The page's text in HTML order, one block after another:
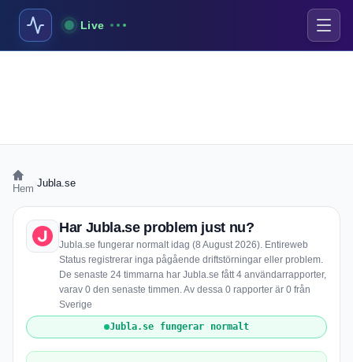
Live
Hem Jubla.se
Har Jubla.se problem just nu?
Jubla.se fungerar normalt idag (8 August 2026). Entireweb
Status registrerar inga pågående driftstörningar eller problem.
De senaste 24 timmarna har Jubla.se fått 4 användarrapporter,
varav 0 den senaste timmen. Av dessa 0 rapporter är 0 från
Sverige
Jubla.se fungerar normalt